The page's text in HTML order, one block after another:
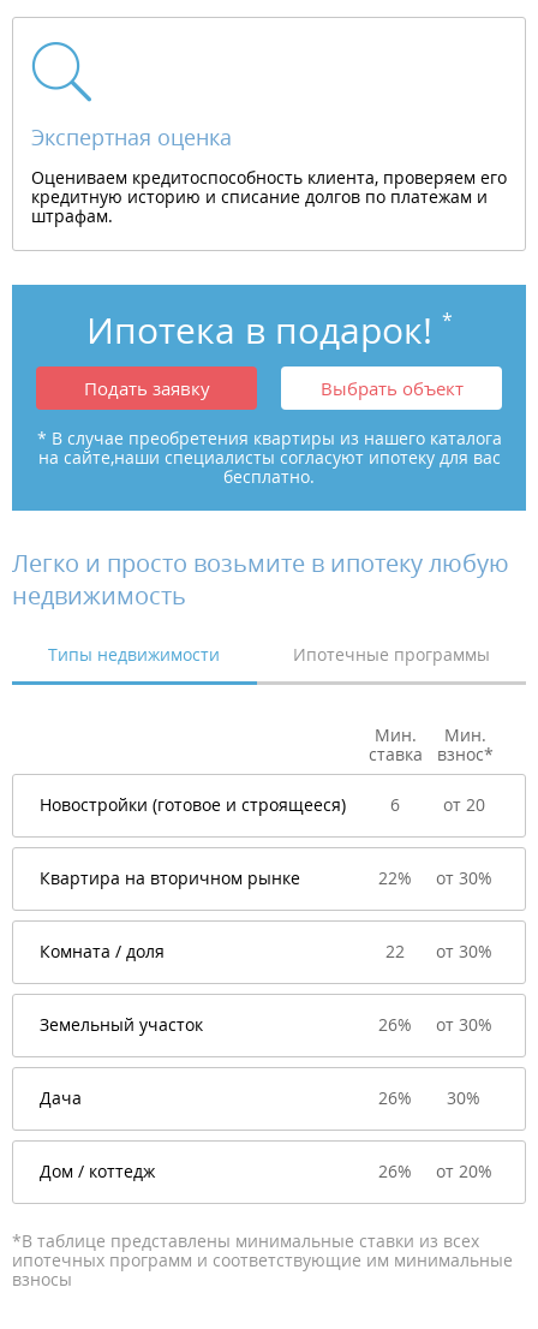
Экспертная оценка
Оцениваем кредитоспособность клиента, проверяем его
кредитную историю и списание долгов по платежам и
штрафам.
Ипотека в подарок! *
Подать заявку Выбрать объект
* В случае преобретения квартиры из нашего каталога
на сайте,наши специалисты согласуют ипотеку для вас
бесплатно.
Легко и просто возьмите в ипотеку любую
недвижимость
Типы недвижимости Ипотечные программы
Мин.
ставка
Мин.
взнос*
Новостройки (готовое и строящееся) 6 от 20
Квартира на вторичном рынке 22% от 30%
Комната / доля 22 от 30%
Земельный участок 26% от 30%
Дача 26% 30%
Дом / коттедж 26% от 20%
*В таблице представлены минимальные ставки из всех
ипотечных программ и соответствующие им минимальные
взносы